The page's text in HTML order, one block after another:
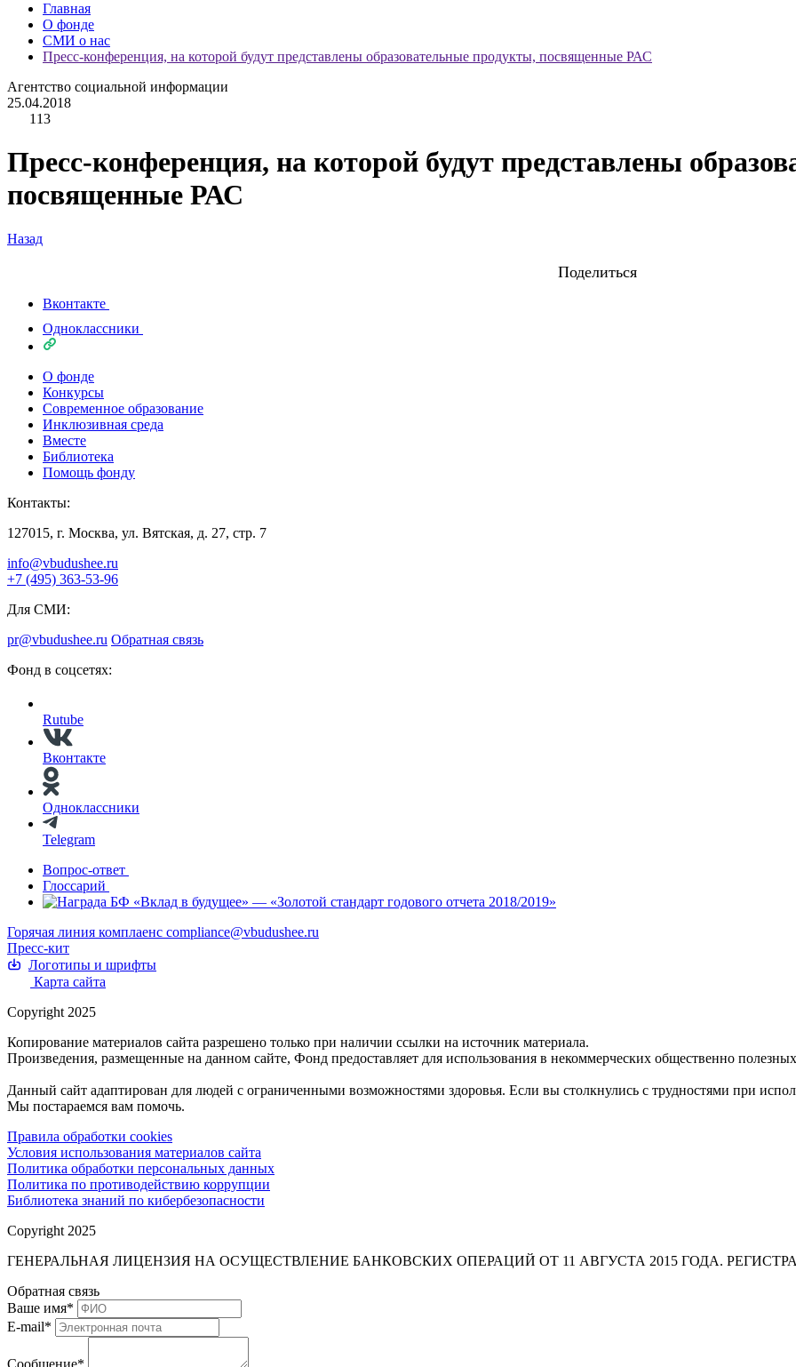
Главная
О фонде
СМИ о нас
Пресс-конференция, на которой будут представлены образовательные продукты, посвященные РАС
Агентство социальной информации
25.04.2018
113
Пресс-конференция, на которой будут представлены
посвященные РАС
Назад
Поделиться
Вконтакте
Одноклассники
О фонде
Конкурсы
Современное образование
Инклюзивная среда
Вместе
Библиотека
Помощь фонду
Контакты:
127015, г. Москва, ул. Вятская, д. 27, стр. 7
info@vbudushee.ru
+7 (495) 363-53-96
Для СМИ:
pr@vbudushee.ru Обратная связь
Фонд в соцсетях:
Rutube
Вконтакте
Одноклассники
Telegram
Вопрос-ответ
Глоссарий
Горячая линия комплаенс compliance@vbudushee.ru
Пресс-кит
Логотипы и шрифты
Карта сайта
Copyright 2025
Копирование материалов сайта разрешено только при наличии ссылки на источник материала.
Произведения, размещенные на данном сайте, Фонд предоставляет для использования в некоммерческих общественно
Данный сайт адаптирован для людей с ограниченными возможностями здоровья. Если вы столкнулись с трудностями при
Мы постараемся вам помочь.
Правила обработки cookies
Условия использования материалов сайта
Политика обработки персональных данных
Политика по противодействию коррупции
Библиотека знаний по кибербезопасности
Copyright 2025
ГЕНЕРАЛЬНАЯ ЛИЦЕНЗИЯ НА ОСУЩЕСТВЛЕНИЕ БАНКОВСКИХ ОПЕРАЦИЙ ОТ 11 АВГУСТА 2015 ГОДА.
Обратная связь
Ваше имя*
E-mail*
Сообщение*